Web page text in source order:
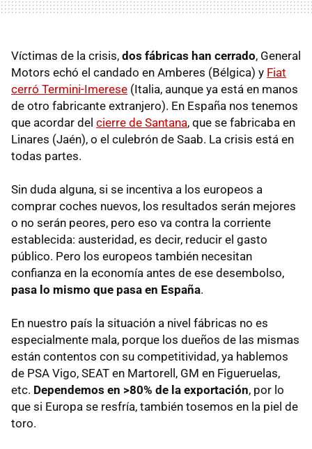
Víctimas de la crisis, dos fábricas han cerrado, General
Motors echó el candado en Amberes (Bélgica) y Fiat
cerró Termini-Imerese (Italia, aunque ya está en manos
de otro fabricante extranjero). En España nos tenemos
que acordar del cierre de Santana, que se fabricaba en
Linares (Jaén), o el culebrón de Saab. La crisis está en
todas partes.
Sin duda alguna, si se incentiva a los europeos a
comprar coches nuevos, los resultados serán mejores
o no serán peores, pero eso va contra la corriente
establecida: austeridad, es decir, reducir el gasto
público. Pero los europeos también necesitan
confianza en la economía antes de ese desembolso,
pasa lo mismo que pasa en España.
En nuestro país la situación a nivel fábricas no es
especialmente mala, porque los dueños de las mismas
están contentos con su competitividad, ya hablemos
de PSA Vigo, SEAT en Martorell, GM en Figueruelas,
etc. Dependemos en >80% de la exportación, por lo
que si Europa se resfría, también tosemos en la piel de
toro.